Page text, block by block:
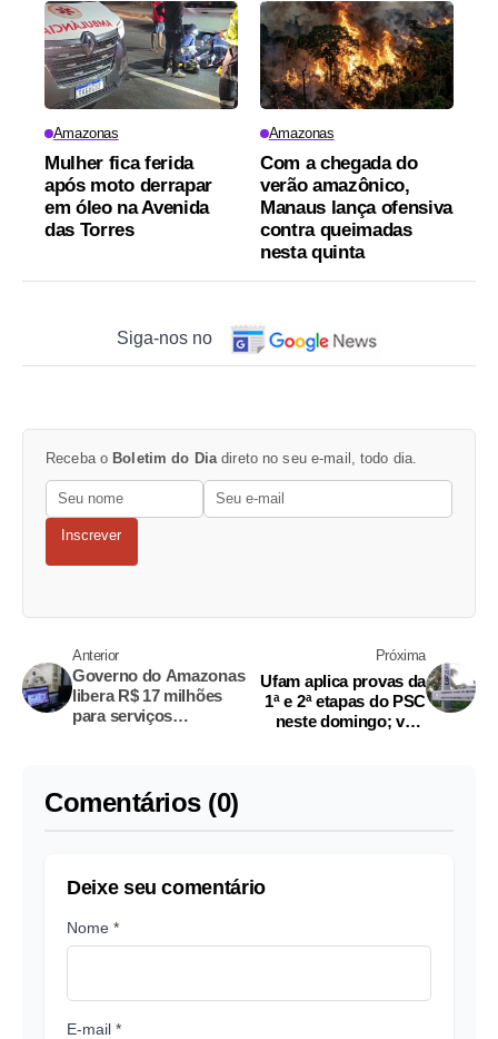
Amazonas
Mulher fica ferida
após moto derrapar
em óleo na Avenida
das Torres
Amazonas
Com a chegada do
verão amazônico,
Manaus lança ofensiva
contra queimadas
nesta quinta
Siga-nos no
Receba o Boletim do Diadireto no seu e-mail, todo dia.
Inscrever
Anterior
Governo do Amazonas
libera R$ 17 milhões
para serviços
Próxima
Ufam aplica provas da
1ª e 2ª etapas do PSC
neste domingo; veja
Comentários (0)
Deixe seu comentário
Nome *
E-mail *